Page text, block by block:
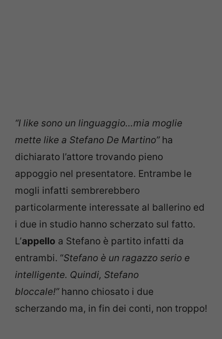
“I like sono un linguaggio…mia moglie
mette like a Stefano De Martino”ha
dichiarato l’attore trovando pieno
appoggio nel presentatore. Entrambe le
mogli infatti sembrerebbero
particolarmente interessate al ballerino ed
i due in studio hanno scherzato sul fatto.
L’appello a Stefano è partito infatti da
entrambi. “Stefano è un ragazzo serio e
intelligente. Quindi, Stefano
bloccale!” hanno chiosato i due
scherzando ma, in fin dei conti, non troppo!